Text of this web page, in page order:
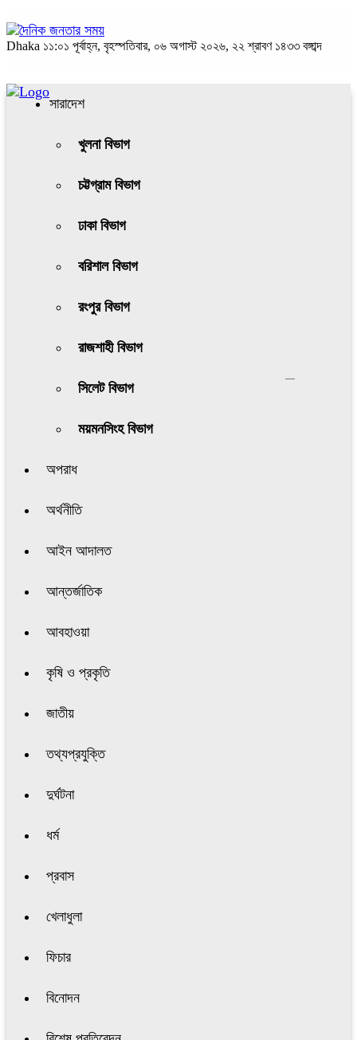
Dhaka ১১:০১ পূর্বাহ্ন, বৃহস্পতিবার, ০৬ অগাস্ট ২০২৬, ২২ শ্রাবণ ১৪৩৩ বঙ্গাব্দ
সারাদেশ
খুলনা বিভাগ
চট্টগ্রাম বিভাগ
ঢাকা বিভাগ
বরিশাল বিভাগ
রংপুর বিভাগ
রাজশাহী বিভাগ
সিলেট বিভাগ
ময়মনসিংহ বিভাগ
অপরাধ
অর্থনীতি
আইন আদালত
আন্তর্জাতিক
আবহাওয়া
কৃষি ও প্রকৃতি
জাতীয়
তথ্যপ্রযুক্তি
দুর্ঘটনা
ধর্ম
প্রবাস
খেলাধুলা
ফিচার
বিনোদন